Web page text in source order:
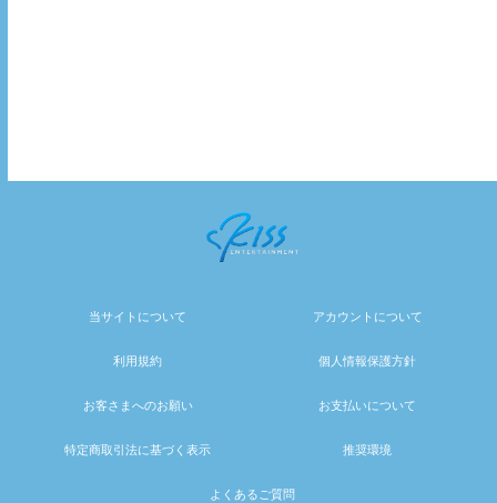
当サイトについて アカウントについて
利用規約 個人情報保護方針
お客さまへのお願い お支払いについて
特定商取引法に基づく表示 推奨環境
よくあるご質問